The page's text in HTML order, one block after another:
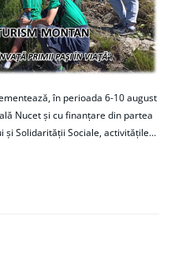
în perioada 6-10 august
Nucet și cu finanţare din partea
și Solidarității Sociale, activitățile…